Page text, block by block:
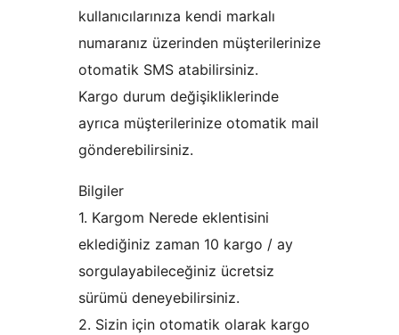
kullanıcılarınıza kendi markalı
numaranız üzerinden müşterilerinize
otomatik SMS atabilirsiniz.
Kargo durum değişikliklerinde
ayrıca müşterilerinize otomatik mail
gönderebilirsiniz.
Bilgiler
1. Kargom Nerede eklentisini
eklediğiniz zaman 10 kargo / ay
sorgulayabileceğiniz ücretsiz
sürümü deneyebilirsiniz.
2. Sizin için otomatik olarak kargo